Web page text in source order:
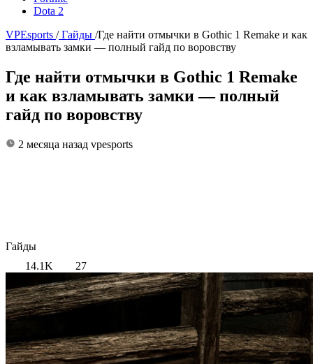
Dota 2
VPEsports / Гайды /Где найти отмычки в Gothic 1 Remake и как
взламывать замки — полный гайд по воровству
Где найти отмычки в Gothic 1 Remake
и как взламывать замки — полный
гайд по воровству
2 месяца назад vpesports
Гайды
14.1K
27